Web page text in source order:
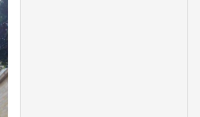
Tân Bình